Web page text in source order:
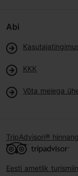
Abi
KKK
Võta meiega
TripAdvisori®
Eesti ametlik